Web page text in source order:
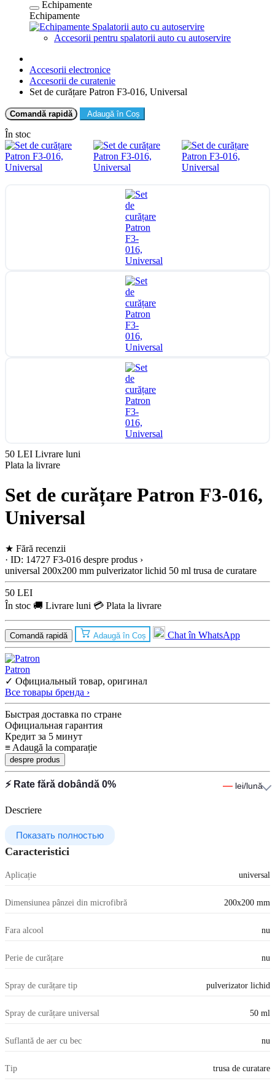
Echipamente
Echipamente
Spalatorii auto cu autoservire
Accesorii pentru spalatorii auto cu autoservire
Accesorii electronice
Accesorii de curatenie
Set de curățare Patron F3-016, Universal
Comandă rapidă Adaugă în Coș
În stoc
50 LEI Livrare luni
Plata la livrare
Set de curățare Patron F3-016,
Universal
★ Fără recenzii
· ID: 14727 F3-016 despre produs ›
universal 200x200 mm pulverizator lichid 50 ml trusa de curatare
50 LEI
În stoc 🚚 Livrare luni 💳 Plata la livrare
Comandă rapidă Adaugă în Coș Chat în WhatsApp
Patron
✓ Официальный товар, оригинал
Все товары бренда ›
Быстрая доставка по стране
Официальная гарантия
Кредит за 5 минут
≡ Adaugă la comparație
despre produs
⚡ Rate fără dobândă 0% — lei/lună
Descriere
Показать полностью
Caracteristici
Aplicație universal
Dimensiunea pânzei din microfibră 200x200 mm
Fara alcool nu
Perie de curățare nu
Spray de curățare tip pulverizator lichid
Spray de curățare universal 50 ml
Suflantă de aer cu bec nu
Tip trusa de curatare